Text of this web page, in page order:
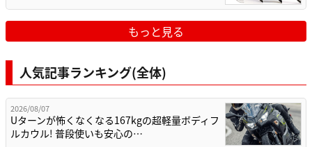
もっと見る
人気記事ランキング(全体)
2026/08/07
Uターンが怖くなくなる167kgの超軽量ボディフ
ルカウル! 普段使いも安心の…